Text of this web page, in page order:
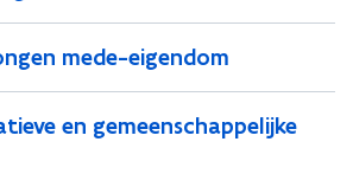
mede-eigendom
en gemeenschappelijke